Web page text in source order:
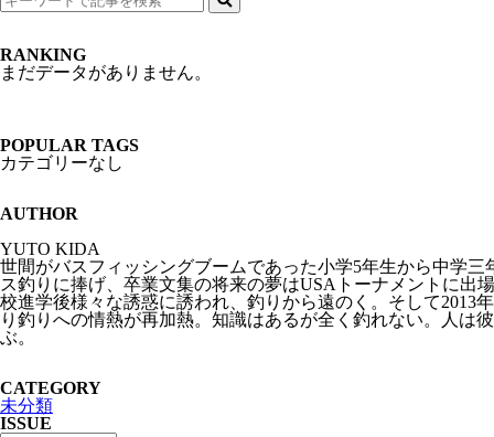
索
RANKING
まだデータがありません。
POPULAR TAGS
カテゴリーなし
AUTHOR
YUTO KIDA
世間がバスフィッシングブームであった小学5年生から中学三
ス釣りに捧げ、卒業文集の将来の夢はUSAトーナメントに出
校進学後様々な誘惑に誘われ、釣りから遠のく。そして2013
り釣りへの情熱が再加熱。知識はあるが全く釣れない。人は
ぶ。
CATEGORY
未分類
ISSUE